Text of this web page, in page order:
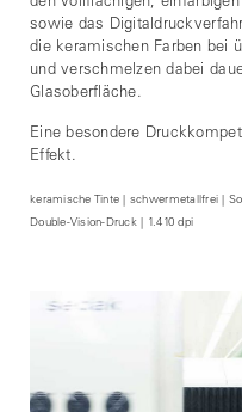
sowie das
die keramischen Farben bei
und verschmelzen dabei
Glasoberfläche.
Eine besondere
Effekt.
keramische Tinte | schwermetallfrei |
Double-Vision-Druck | 1.410 dpi